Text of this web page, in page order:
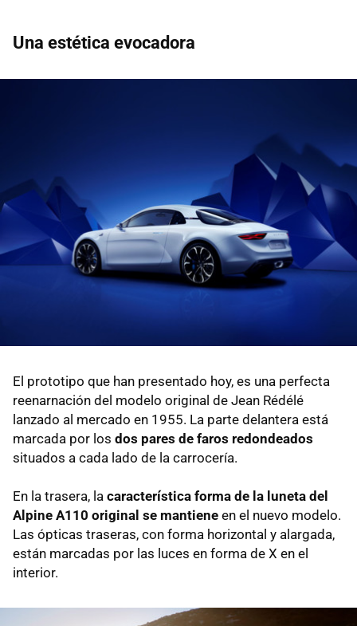
Una estética evocadora
El prototipo que han presentado hoy, es una perfecta
reenarnación del modelo original de Jean Rédélé
lanzado al mercado en 1955. La parte delantera está
marcada por los dos pares de faros redondeados
situados a cada lado de la carrocería.
En la trasera, la característica forma de la luneta del
Alpine A110 original se mantiene en el nuevo modelo.
Las ópticas traseras, con forma horizontal y alargada,
están marcadas por las luces en forma de X en el
interior.